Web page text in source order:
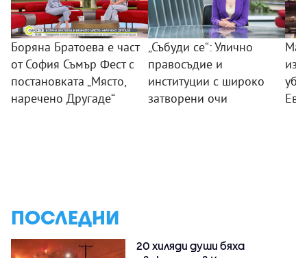
Боряна Братоева е част
от София Съмър Фест с
постановката „Място,
наречено Другаде“
„Събуди се“: Улично
правосъдие и
институции с широко
затворени очи
ПОСЛЕДНИ
20 хиляди души бяха